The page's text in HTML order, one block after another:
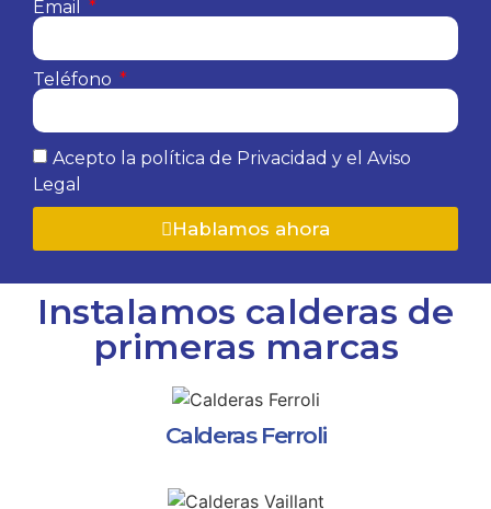
Email
Teléfono
Acepto la política de Privacidad y el Aviso
Legal
Hablamos ahora
Instalamos calderas de
primeras marcas
Calderas Ferroli